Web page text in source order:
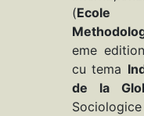
(Ecole
eme
cu tema
de la